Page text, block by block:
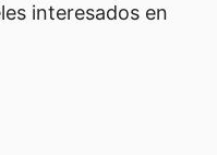
interesados en